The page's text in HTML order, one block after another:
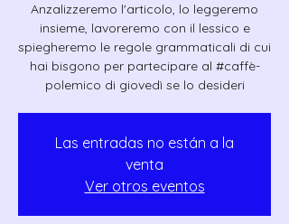
Anzalizzeremo l'articolo, lo leggeremo
insieme, lavoreremo con il lessico e
spiegheremo le regole grammaticali di cui
hai bisgono per partecipare al #caffè-
polemico di giovedì se lo desideri
Las entradas no están a la
venta
Ver otros eventos